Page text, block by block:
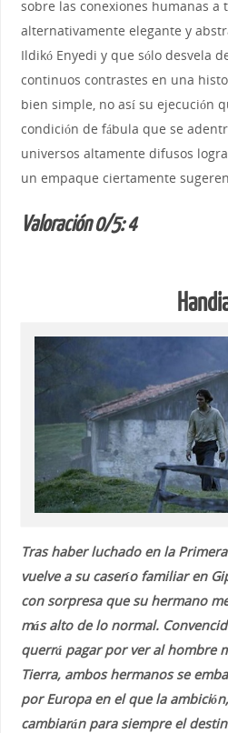
sobre las conexiones humanas a
alternativamente elegante y
Ildikó Enyedi y que sólo desvela
continuos contrastes en una
bien simple, no así su ejecución
condición de fábula que se
universos altamente difusos
un empaque ciertamente
Valoración 0/5: 4
Tras haber luchado en la
vuelve a su caserío familiar en
con sorpresa que su hermano
más alto de lo normal.
querrá pagar por ver al hombre
Tierra, ambos hermanos se
por Europa en el que la
cambiarán para siempre el